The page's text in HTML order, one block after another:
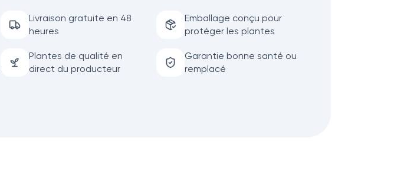
Livraison gratuite en 48
heures
Emballage conçu pour
protéger les plantes
Plantes de qualité en
direct du producteur
Garantie bonne santé ou
remplacé